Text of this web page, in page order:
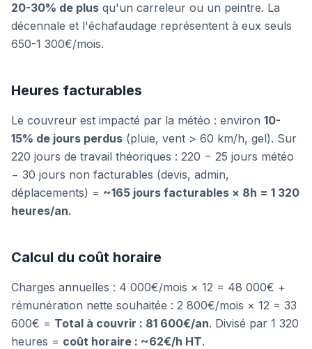
20-30% de plus qu'un carreleur ou un peintre. La
décennale et l'échafaudage représentent à eux seuls
650-1 300€/mois.
Heures facturables
Le couvreur est impacté par la météo : environ 10-
15% de jours perdus (pluie, vent > 60 km/h, gel). Sur
220 jours de travail théoriques : 220 − 25 jours météo
− 30 jours non facturables (devis, admin,
déplacements) = ~165 jours facturables × 8h = 1 320
heures/an.
Calcul du coût horaire
Charges annuelles : 4 000€/mois × 12 = 48 000€ +
rémunération nette souhaitée : 2 800€/mois × 12 = 33
600€ = Total à couvrir : 81 600€/an. Divisé par 1 320
heures = coût horaire : ~62€/h HT.